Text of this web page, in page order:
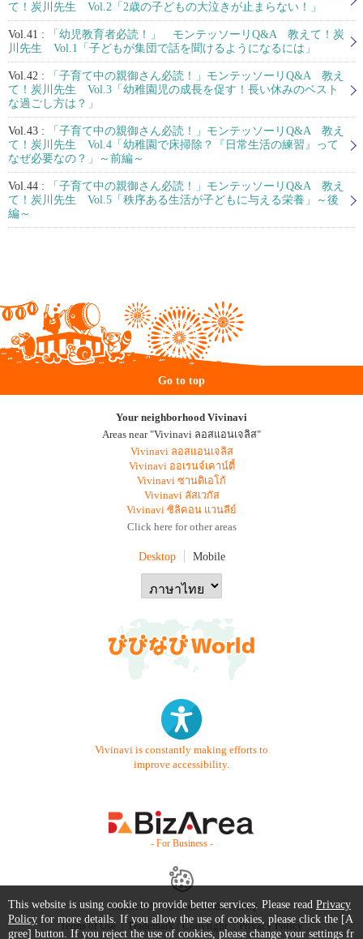
て！炭川先生 Vol.2「2歳の子どもの大泣きが止まらない！」
Vol.41 :
「幼児教育者必読！」 モンテッソーリQ&A 教えて！炭
川先生 Vol.1「子どもが集団で話を聞けるようになるには」
Vol.42 :
「子育て中の親御さん必読！」モンテッソーリQ&A 教え
て！炭川先生 Vol.3「幼稚園児の成長を促す！長い休みのベスト
な過ごし方は？」
Vol.43 :
「子育て中の親御さん必読！」モンテッソーリQ&A 教え
て！炭川先生 Vol.4「幼稚園で床掃除？『日常生活の練習』って
なぜ必要なの？」～前編～
Vol.44 :
「子育て中の親御さん必読！」モンテッソーリQ&A 教え
て！炭川先生 Vol.5「秩序ある生活が子どもに与える栄養」～後
編～
Go to top
Your neighborhood Vivinavi
Areas near "Vivinavi ลอสแอนเจลิส"
Vivinavi ลอสแอนเจลิส
Vivinavi ออเรนจ์เคาน์ตี้
Vivinavi ซานดิเอโก้
Vivinavi ลัสเวกัส
Vivinavi ซิลิคอน แวนลีย์
Click here for other areas
Desktop Mobile
Vivinavi is constantly making efforts to
improve accessibility.
- For Business -
Contact Us Starter Guide
FAQ
Terms of Use
Trademark / Copyright Privacy Policy
This website is using cookie to provide better services. Please read Privacy
Policy for more details. If you allow the use of cookies, please click the [A
gree] button. If you reject the use of cookies, please change your settings fr